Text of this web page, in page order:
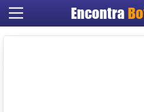
Encontra